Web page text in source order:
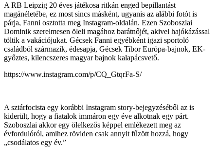
A RB Leipzig 20 éves játékosa ritkán enged bepillantást
magánéletébe, ez most sincs másként, ugyanis az alábbi fotót is
párja, Fanni osztotta meg Instagram-oldalán. Ezen Szoboszlai
Dominik szerelmesen öleli magához barátnőjét, akivel hajókázással
töltik a vakációjukat. Gécsek Fanni egyébként igazi sportoló
családból származik, édesapja, Gécsek Tibor Európa-bajnok, EK-
győztes, kilencszeres magyar bajnok kalapácsvető.
https://www.instagram.com/p/CQ_GtqrFa-S/
A sztárfocista egy korábbi Instagram story-bejegyzéséből az is
kiderült, hogy a fiatalok immáron egy éve alkotnak egy párt.
Szoboszlai akkor egy ölelkezős képpel emlékezett meg az
évfordulóról, amihez röviden csak annyit fűzött hozzá, hogy
„csodálatos egy év.”